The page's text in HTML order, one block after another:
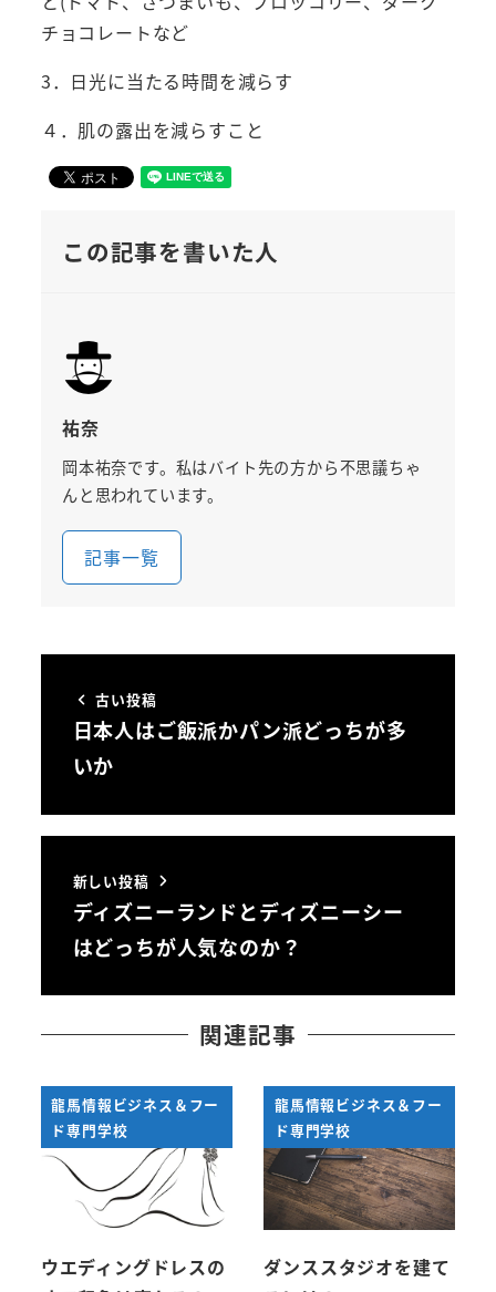
チョコレートなど
3．日光に当たる時間を減らす
４．肌の露出を減らすこと
この記事を書いた人
祐奈
岡本祐奈です。私はバイト先の方から不思議ちゃ
んと思われています。
記事一覧
古い投稿
日本人はご飯派かパン派どっちが多
いか
新しい投稿
ディズニーランドとディズニーシー
はどっちが人気なのか？
関連記事
龍馬情報ビジネス＆フー
ド専門学校
ウエディングドレスの
龍馬情報ビジネス＆フー
ド専門学校
ダンススタジオを建て